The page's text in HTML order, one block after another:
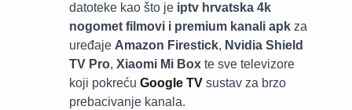
datoteke kao što je iptv hrvatska 4k
nogomet filmovi i premium kanali apk za
uređaje Amazon Firestick, Nvidia Shield
TV Pro, Xiaomi Mi Box te sve televizore
koji pokreću Google TV sustav za brzo
prebacivanje kanala.